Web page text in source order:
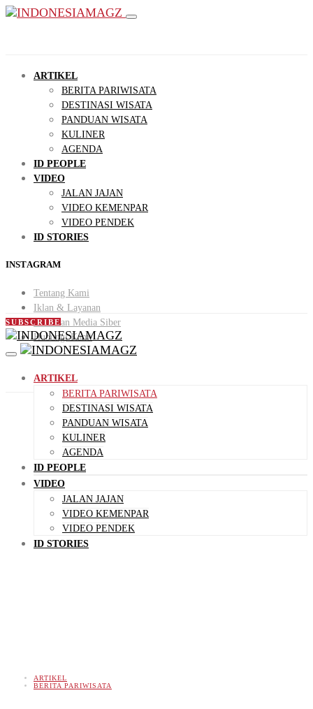
ARTIKEL
BERITA PARIWISATA
DESTINASI WISATA
PANDUAN WISATA
KULINER
AGENDA
ID PEOPLE
VIDEO
JALAN JAJAN
VIDEO KEMENPAR
VIDEO PENDEK
ID STORIES
INSTAGRAM
Tentang Kami
Iklan & Layanan
Pedoman Media Siber
Hubungi Kami
SUBSCRIBE
ARTIKEL
BERITA PARIWISATA
DESTINASI WISATA
PANDUAN WISATA
KULINER
AGENDA
ID PEOPLE
VIDEO
JALAN JAJAN
VIDEO KEMENPAR
VIDEO PENDEK
ID STORIES
ARTIKEL
BERITA PARIWISATA